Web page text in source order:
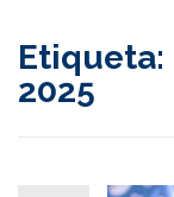
Etiqueta:
2025